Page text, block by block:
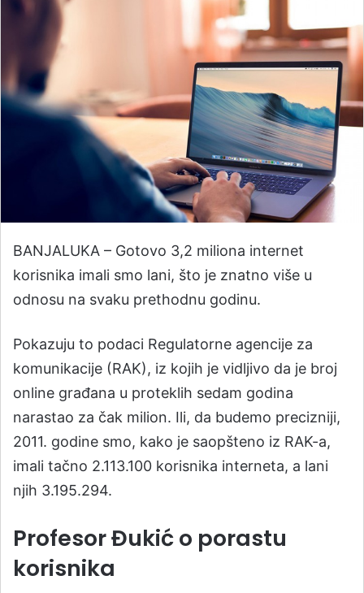
​BANJALUKA – Gotovo 3,2 miliona internet
korisnika imali smo lani, što je znatno više u
odnosu na svaku prethodnu godinu.
Pokazuju to podaci Regulatorne agencije za
komunikacije (RAK), iz kojih je vidljivo da je broj
online građana u proteklih sedam godina
narastao za čak milion. Ili, da budemo precizniji,
2011. godine smo, kako je saopšteno iz RAK-a,
imali tačno 2.113.100 korisnika interneta, a lani
njih 3.195.294.
Profesor Đukić o porastu
korisnika